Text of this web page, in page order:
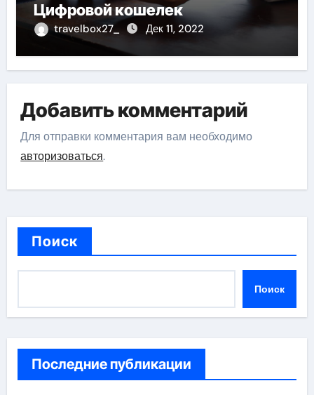
Цифровой кошелек
travelbox27_ Дек 11, 2022
Добавить комментарий
Для отправки комментария вам необходимо
авторизоваться.
Поиск
Поиск
Последние публикации